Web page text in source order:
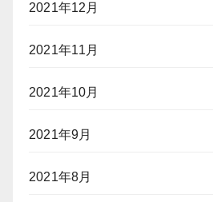
2021年12月
2021年11月
2021年10月
2021年9月
2021年8月